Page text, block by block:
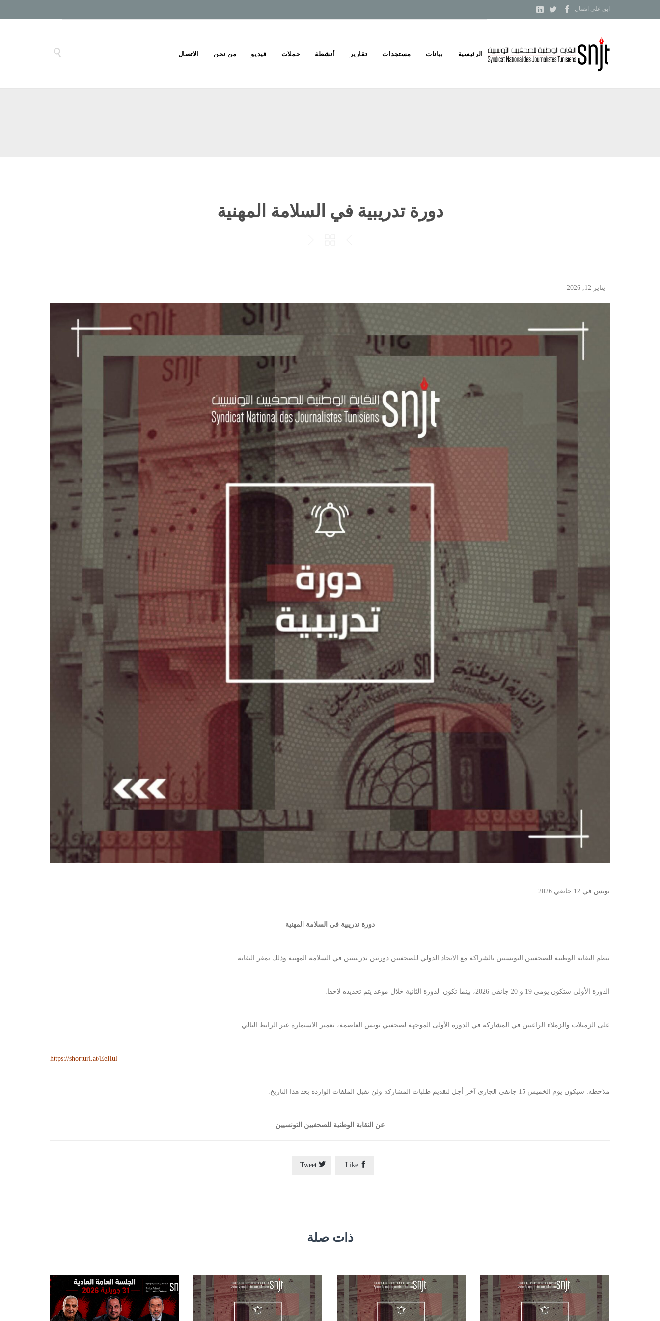
ابق على اتصال 


Skip
to
content
الرئيسية بيانات مستجدات تقارير أنشطة حملات فيديو من نحن الاتصال 
دورة تدريبية في السلامة المهنية



يناير 12, 2026
تونس في 12 جانفي 2026
دورة تدريبية في السلامة المهنية
تنظم النقابة الوطنية للصحفيين التونسيين بالشراكة مع الاتحاد الدولي للصحفيين دورتين تدريبيتين في السلامة المهنية وذلك بمقر النقابة.
الدورة الأولى ستكون يومي 19 و 20 جانفي 2026، بينما تكون الدورة الثانية خلال موعد يتم تحديده لاحقا.
على الزميلات والزملاء الراغبين في المشاركة في الدورة الأولى الموجهة لصحفيي تونس العاصمة، تعمير الاستمارة عبر الرابط التالي:
https://shorturl.at/EeHul
ملاحظة: سيكون يوم الخميس 15 جانفي الجاري آخر أجل لتقديم طلبات المشاركة ولن تقبل الملفات الواردة بعد هذا التاريخ.
عن النقابة الوطنية للصحفيين التونسيين

Like

Tweet
ذات صلة